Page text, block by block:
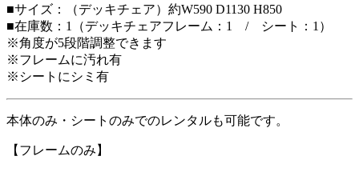
■サイズ：（デッキチェア）約W590 D1130 H850
■在庫数：1（デッキチェアフレーム：1 / シート：1）
※角度が5段階調整できます
※フレームに汚れ有
※シートにシミ有
本体のみ・シートのみでのレンタルも可能です。
【フレームのみ】